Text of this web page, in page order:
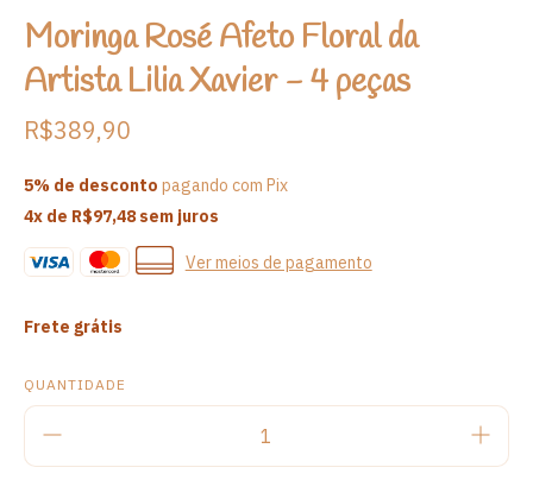
Moringa Rosé Afeto Floral da
Artista Lilia Xavier - 4 peças
R$389,90
5% de desconto pagando com Pix
4x de R$97,48sem juros
Ver meios de pagamento
Frete grátis
QUANTIDADE